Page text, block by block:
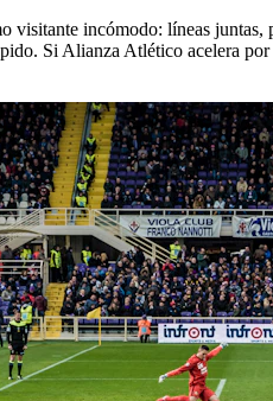
visitante incómodo: líneas
Si Alianza Atlético acelera